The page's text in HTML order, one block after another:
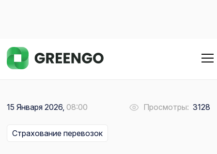
15 Января 2026, 08:00 Просмотры: 3128
Страхование перевозок